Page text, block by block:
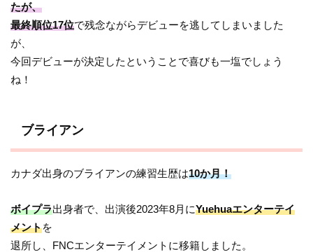
たが、
最終順位17位で残念ながらデビューを逃してしまいました
が、
今回デビューが決定したということで喜びも一塩でしょう
ね！
ブライアン
カナダ出身のブライアンの練習生歴は10か月！
ボイプラ出身者で、出演後2023年8月にYuehuaエンターテイ
メントを
退所し、FNCエンターテイメントに移籍しました。